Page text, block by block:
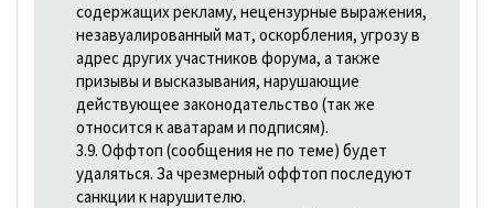
содержащих рекламу, нецензурные выражения,
незавуалированный мат, оскорбления, угрозу в
адрес других участников форума, а также
призывы и высказывания, наpyшающие
действующее законодательство (так же
относится к аватарам и подписям).
3.9. Оффтоп (сообщения не по теме) будет
удаляться. За чрезмерный оффтоп последуют
санкции к нарушителю.